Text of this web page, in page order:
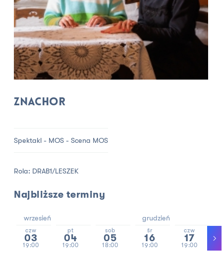
Znachor
Spektakl - MOS - Scena MOS
Rola: DRAB1/LESZEK
Najbliższe terminy
wrzesień
czw
03
19:00
pt
04
19:00
sob
05
18:00
grudzień
śr
16
19:00
czw
17
19:00